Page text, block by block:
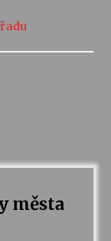
Kolchoz a
Rufus Miller
města